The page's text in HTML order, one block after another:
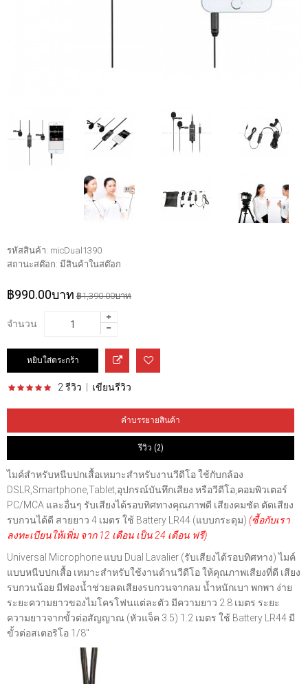
รหัสสินค้า: micDual1390
สถานะสต๊อก: มีสินค้าในสต๊อก
฿990.00บาท ฿1,390.00บาท
จำนวน
2 รีวิว เขียนรีวิว
คำบรรยายสินค้า
รีวิว (2)
ไมค์สำหรับหนีบปกเสื้อเหมาะสำหรับงานวีดีโอ ใช้กับกล้อง
DSLR,Smartphone,Tablet,อุปกรณ์บันทึกเสียง หรือวีดีโอ,คอมพิวเตอร์
PC/MCA และอื่นๆ รับเสียงได้รอบทิศทางคุณภาพดี เสียงคมชัด ตัดเสียง
รบกวนได้ดี สายยาว 4 เมตร ใช้ Battery LR44 (แบบกระดุม) (ซื้อกับเรา
ลงทะเบียนให้เพิ่ม จาก 12 เดือน เป็น 24 เดือน ฟรี)
Universal Microphone แบบ Dual Lavalier (รับเสียงได้รอบทิศทาง) ไมค์
แบบหนีบปกเสื้อ เหมาะสำหรับใช้งานด้านวีดีโอ ให้คุณภาพเสียงที่ดี เสียง
รบกวนน้อย มีฟองน้ำช่วยลดเสียงรบกวนจากลม น้ำหนักเบา พกพา ง่าย
ระยะความยาวของไมโครโฟนแต่ละตัว มีความยาว 2.8 เมตร ระยะ
ความยาวจากขั้วต่อสัญญาณ (หัวแจ็ค 3.5) 1.2 เมตร ใช้ Battery LR44 มี
ขั้วต่อสเตอริโอ 1/8″